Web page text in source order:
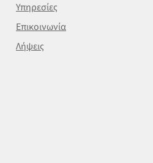
Υπηρεσίες
Επικοινωνία
Λήψεις